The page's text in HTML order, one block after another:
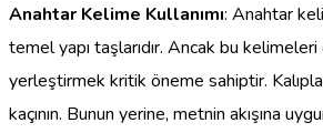
Anahtar Kelime Kullanımı: Anahtar
temel yapı taşlarıdır. Ancak bu
yerleştirmek kritik öneme sahiptir.
kaçının. Bunun yerine, metnin akışına